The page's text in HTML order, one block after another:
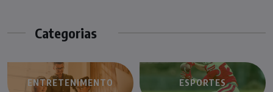
Categorias
ENTRETENIMENTO ESPORTES